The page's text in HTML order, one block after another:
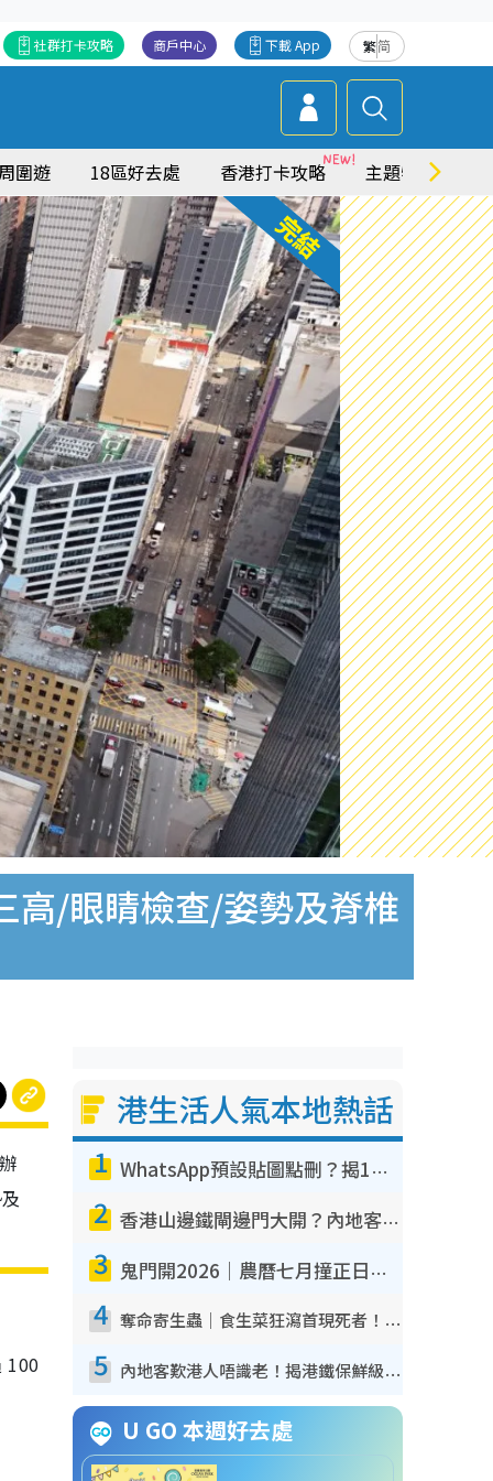
繁简
下載 App
商戶中心
社群打卡攻略
圍遊 18區好去處 香港打卡攻略 主題特集
高/眼睛檢查/姿勢及脊椎
100
港生活人氣本地熱話
1 WhatsApp預設貼圖點刪？揭1招「反向操作」還原簡潔介面 附3步實測教學
2 香港山邊鐵閘邊門大開？內地客困惑意義何在！網民神回覆：呢種叫法理性防禦
3 鬼門開2026｜農曆七月撞正日全食特別邪？專家警告切忌做一事！揭4大禁忌+2招保平安
4 奪命寄生蟲｜食生菜狂瀉首現死者！疫潮惡化錄1.8萬宗病例 揭洗菜3大謬誤
5 內地客歎港人唔識老！揭港鐵保鮮級冷氣 港人求放過：咪投訴
U GO 本週好去處